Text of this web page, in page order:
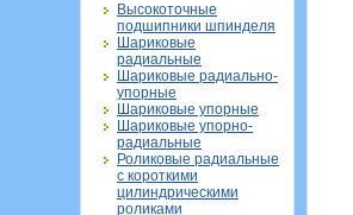
Высокоточные
подшипники шпинделя
Шариковые
радиальные
Шариковые радиально-
упорные
Шариковые упорные
Шариковые упорно-
радиальные
Роликовые радиальные
с короткими
цилиндрическими
роликами